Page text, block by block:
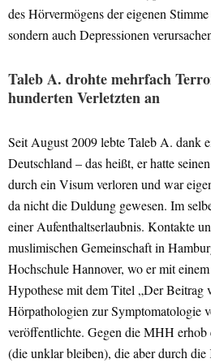
des Hörvermögens der eigenen
sondern auch Depressionen
Taleb A. drohte mehrfach
hunderten Verletzten an
Seit August 2009 lebte Taleb A. dank
Deutschland – das heißt, er hatte
durch ein Visum verloren und war
da nicht die Duldung gewesen. Im
einer Aufenthaltserlaubnis. Kontakte
muslimischen Gemeinschaft in
Hochschule Hannover, wo er mit
Hypothese mit dem Titel „Der Beitrag
Hörpathologien zur Symptomatologie
veröffentlichte. Gegen die MHH erhob
(die unklar bleiben), die aber durch